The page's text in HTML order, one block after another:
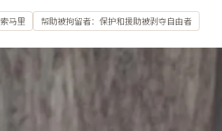
索马里 帮助被拘留者：保护和援助被剥夺自由者